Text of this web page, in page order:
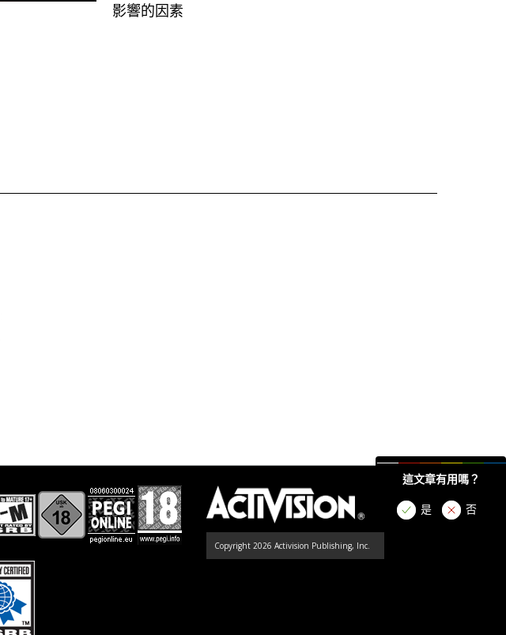
這文章有用嗎？
是 否
影響的因素
Copyright 2026 Activision Publishing, Inc.